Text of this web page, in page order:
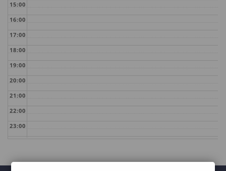
15:00
16:00
17:00
18:00
19:00
20:00
21:00
22:00
23:00